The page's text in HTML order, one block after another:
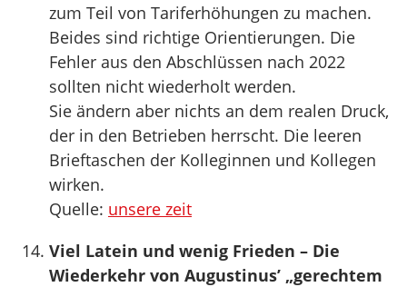
zum Teil von Tariferhöhungen zu machen.
Beides sind richtige Orientierungen. Die
Fehler aus den Abschlüssen nach 2022
sollten nicht wiederholt werden.
Sie ändern aber nichts an dem realen Druck,
der in den Betrieben herrscht. Die leeren
Brieftaschen der Kolleginnen und Kollegen
wirken.
Quelle: unsere zeit
Viel Latein und wenig Frieden – Die
Wiederkehr von Augustinus’ „gerechtem